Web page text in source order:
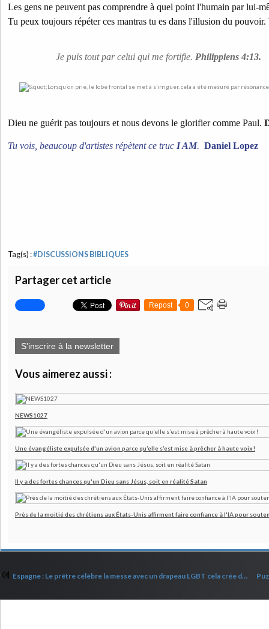
Les gens ne peuvent pas comprendre à quel point l'humain par lui-
Tu peux toujours répéter ces mantras tu es dans l'illusion du pouvoir.
Je puis tout par celui qui me fortifie. Philippiens 4:13.
Dieu ne guérit pas toujours et nous devons le glorifier comme Paul.
Tu vois, beaucoup d'artistes répètent ce truc I AM. Daniel Lopez
Tag(s) :#DISCUSSIONS BIBLIQUES
Partager cet article
Repost 0
S'inscrire à la newsletter
Vous aimerez aussi :
NEWS1027
Une évangéliste expulsée d'un avion parce qu’elle s’est mise à prêcher à haute voix !
Il y a des fortes chances qu'un Dieu sans Jésus, soit en réalité Satan
Près de la moitié des chrétiens aux États-Unis affirment faire confiance à l'IA pour
Espagne : Le prêtre célèbre la messe avec un drapeau LGBT cela crée des tentions !